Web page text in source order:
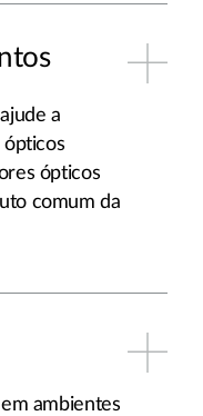
a
ópticos
ópticos
comum da
ambientes